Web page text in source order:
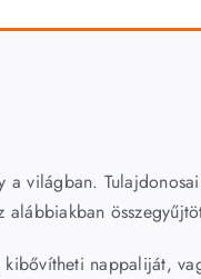
világban.
nappaliját,